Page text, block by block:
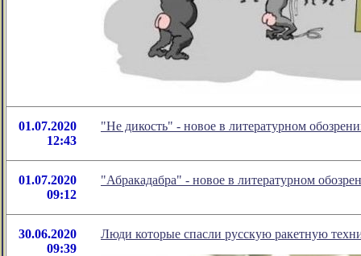
01.07.2020
12:43
"Не дикость" - новое в литературном
01.07.2020
09:12
"Абракадабра" - новое в литературном
30.06.2020
09:39
Люди которые спасли русскую ракетную